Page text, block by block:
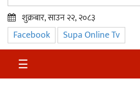
प्रमुख
समाचार
सुदुर
शुक्रबार, साउन २२, २०८३
Facebook Supa Online Tv
☰